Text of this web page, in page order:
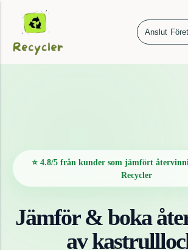
Anslut
⭐ 4.8/5 från kunder som jämfört
Recycler
Jämför & boka
av